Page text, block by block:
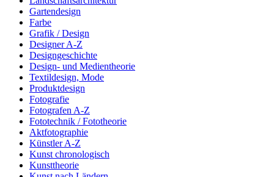
Gartendesign
Farbe
Grafik / Design
Designer A-Z
Designgeschichte
Design- und Medientheorie
Textildesign, Mode
Produktdesign
Fotografie
Fotografen A-Z
Fototechnik / Fototheorie
Aktfotographie
Künstler A-Z
Kunst chronologisch
Kunsttheorie